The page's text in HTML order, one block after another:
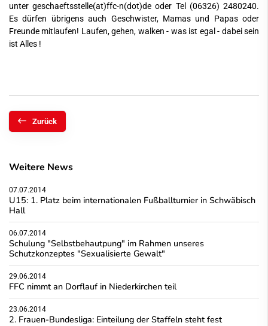
untergeschaeftsstelle(at)ffc-n(dot)de oder Tel (06326) 2480240.
Es dürfen übrigens auch Geschwister, Mamas und Papas oder
Freunde mitlaufen! Laufen, gehen, walken - was ist egal - dabei sein
ist Alles !
Zurück
Weitere News
07.07.2014
U15: 1. Platz beim internationalen Fußballturnier in Schwäbisch
Hall
06.07.2014
Schulung "Selbstbehautpung" im Rahmen unseres
Schutzkonzeptes "Sexualisierte Gewalt"
29.06.2014
FFC nimmt an Dorflauf in Niederkirchen teil
23.06.2014
2. Frauen-Bundesliga: Einteilung der Staffeln steht fest